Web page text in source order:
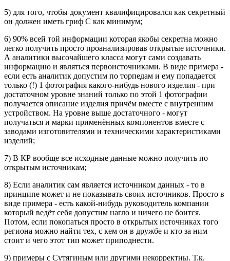
5) для того, чтобы документ квалифицировался как секретный
он должен иметь гриф С как минимум;
6) 90% всей той информации которая якобы секретна можно
легко получить просто проанализировав открытые источники.
А аналитики высочайшего класса могут сами создавать
информацию и являться первоисточниками. В виде примера -
если есть аналитик допустим по торпедам и ему попадается
только (!) 1 фотография какого-нибудь нового изделия - при
достаточном уровне знаний только по этой 1 фотографии
получается описание изделия причём вместе с внутренним
устройством. На уровне выше достаточного - могут
получаться и марки применённых компонентов вместе с
заводами изготовителями и техническими характеристиками
изделий;
7) В КР вообще все исходные данные можно получить по
открытым источникам;
8) Если аналитик сам является источником данных - то в
принципе может и не показывать своих источников. Просто в
виде примера - есть какой-нибудь руководитель компании
который ведёт себя допустим нагло и ничего не боится.
Потом, если покопаться просто в открытых источниках того
региона можно найти тех, с кем он в дружбе и кто за ним
стоит и чего этот тип может приподнести.
9) примеры с Сутягиным или другими некорректны. Т.к.